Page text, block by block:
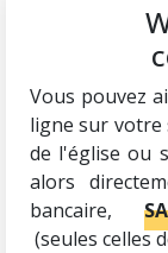
Vous pouvez
ligne sur votre
de l'église ou
alors
bancaire,
(seules celles